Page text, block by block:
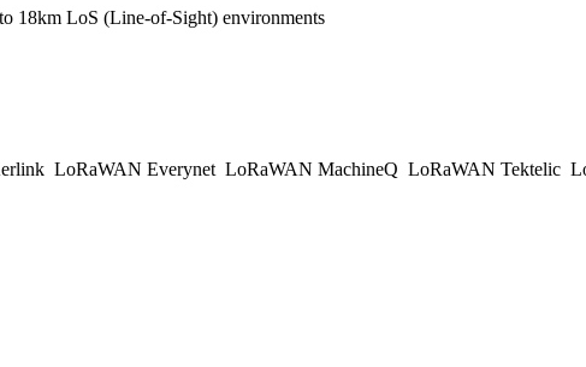
18km LoS (Line-of-Sight) environments
LoRaWAN Everynet LoRaWAN MachineQ LoRaWAN Tektelic